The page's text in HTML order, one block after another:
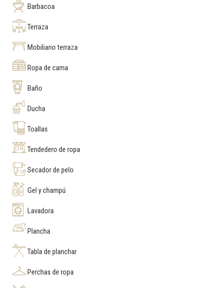
Barbacoa
Terraza
Mobiliario terraza
Ropa de cama
Baño
Ducha
Toallas
Tendedero de ropa
Secador de pelo
Gel y champú
Lavadora
Plancha
Tabla de planchar
Perchas de ropa